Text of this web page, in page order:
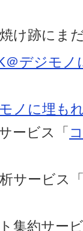
け跡にま
＠デジモノ
ノに埋も
ービス「
サービス
集約サー